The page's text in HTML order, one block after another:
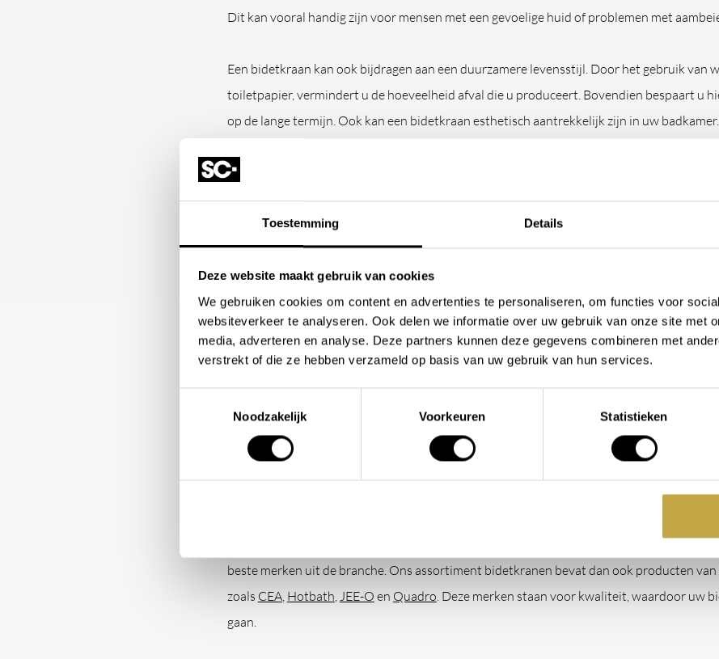
Toestemming Details
Deze website maakt gebruik van cookies
We gebruiken cookies om content en advertenties te personaliseren, om functies voor
websiteverkeer te analyseren. Ook delen we informatie over uw gebruik van onze site met
media, adverteren en analyse. Deze partners kunnen deze gegevens combineren met
verstrekt of die ze hebben verzameld op basis van uw gebruik van hun services.
Noodzakelijk
Voorkeuren Statistieken
Dit kan vooral handig zijn voor mensen met een gevoelige huid of problemen met
Een bidetkraan kan ook bijdragen aan een duurzamere levensstijl. Door het gebruik van
toiletpapier, vermindert u de hoeveelheid afval die u produceert. Bovendien bespaart u
op de lange termijn. Ook kan een bidetkraan esthetisch aantrekkelijk zijn in uw
uitstraling van uw ruimte.
Welke materialen worden gebruikt bij
Stone Company biedt een breed scala aan bidetkranen. Onze bidetkranen zijn
materialen, zoals roestvrij staal (rvs), geborsteld rvs en messing. Elk materiaal heeft zijn
eigenschappen.
Als u meer wilt weten over de specifieke voordelen en nadelen van deze materialen, kunt
opnemen. We staan altijd voor u klaar om u te helpen en te adviseren bij het maken van
Welke A-merk biderkranen hebben wij
Bij Stone Company hechten we veel waarde aan de kwaliteit van onze sanitairproducten
beste merken uit de branche. Ons assortiment bidetkranen bevat dan ook producten
zoals CEA, Hotbath,JEE-O en Quadro. Deze merken staan voor kwaliteit, waardoor uw
gaan.